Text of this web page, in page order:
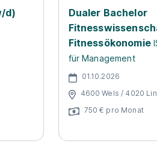
d)
Dualer Bachelor
Fitnessökonomie
für Management
01.10.2026
4600 Wels / 4020
750 € pro Monat